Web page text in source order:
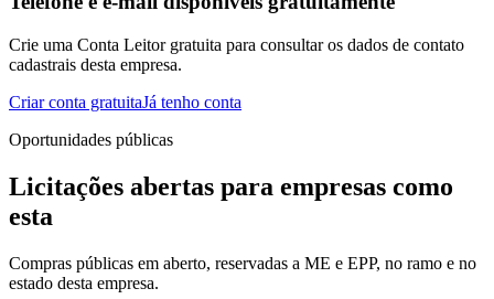
Crie uma Conta Leitor gratuita para consultar os dados de contato
cadastrais desta empresa.
Criar conta gratuitaJá tenho conta
Oportunidades públicas
Licitações abertas para empresas como
esta
Compras públicas em aberto, reservadas a ME e EPP, no ramo e no
estado desta empresa.